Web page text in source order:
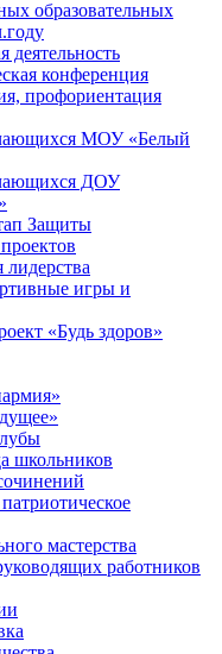
образовательных
деятельность
конференция
профориентация
МОУ «Белый
ДОУ
Защиты
лидерства
игры и
«Будь здоров»
школьников
мастерства
работников